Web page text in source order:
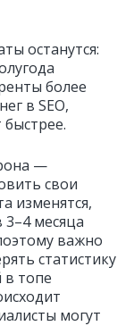
останутся:
более
в SEO,
—
свои
изменятся,
3–4 месяца
важно
статистику
в топе
могут